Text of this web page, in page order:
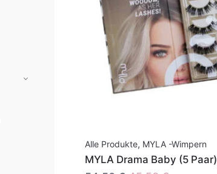
Alle Produkte, MYLA -Wimpern
MYLA Drama Baby (5 Paar)